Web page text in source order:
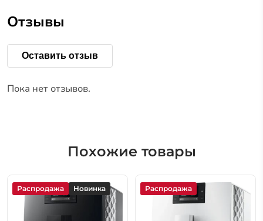
Отзывы
Оставить отзыв
Пока нет отзывов.
Похожие товары
Распродажа Новинка Распродажа